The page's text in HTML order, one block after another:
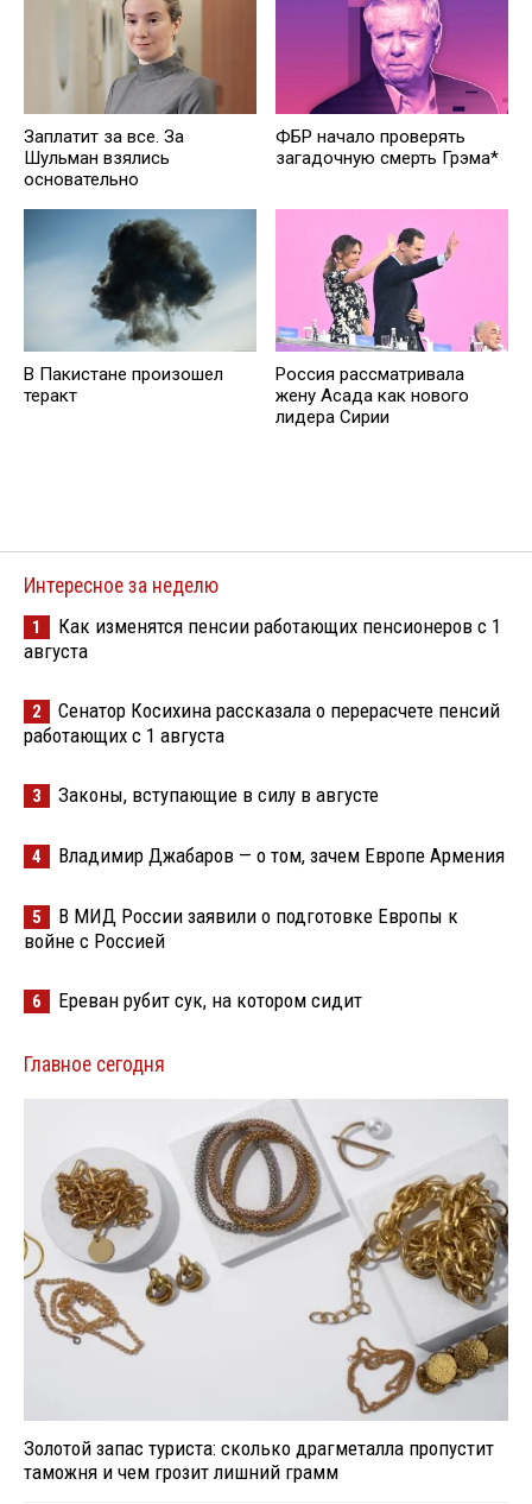
Заплатит за все. За
Шульман взялись
основательно
ФБР начало проверять
загадочную смерть Грэма*
В Пакистане произошел
теракт
Россия рассматривала
жену Асада как нового
лидера Сирии
Интересное за неделю
1
Как изменятся пенсии работающих пенсионеров с 1
августа
2
Сенатор Косихина рассказала о перерасчете пенсий
работающих с 1 августа
3 Законы, вступающие в силу в августе
4 Владимир Джабаров — о том, зачем Европе Армения
5
В МИД России заявили о подготовке Европы к
войне с Россией
6 Ереван рубит сук, на котором сидит
Главное сегодня
Золотой запас туриста: сколько драгметалла пропустит
таможня и чем грозит лишний грамм